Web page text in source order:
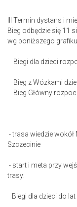
III Termin dystans i
Bieg odbędzie się 11
wg poniższego
Biegi dla dzieci
Bieg z Wózkami
Bieg Główny
- trasa wiedzie
Szczecinie
- start i meta przy
trasy:
Biegi dla dzieci do lat